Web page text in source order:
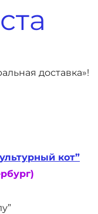
доставка»!
кот”